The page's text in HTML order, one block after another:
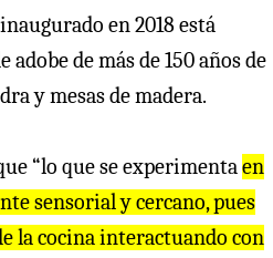
en 2018 está
de más de 150 años de
y mesas de madera.
“lo que se experimentaen
sensorial y cercano, pues
la cocina interactuando con